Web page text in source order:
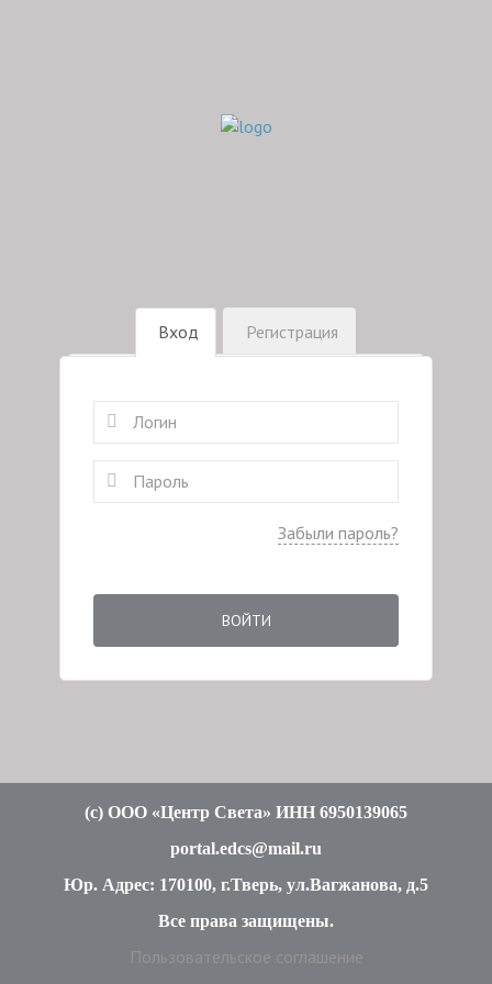
Вход Регистрация
Забыли пароль?
ВОЙТИ
(c) ООО «Центр Света» ИНН 6950139065
portal.edcs@mail.ru
Юр. Адрес: 170100, г.Тверь, ул.Вагжанова, д.5
Все права защищены.
Пользовательское соглашение